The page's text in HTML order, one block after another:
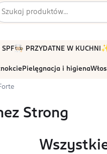
🧑🏻‍🍳 PRZYDATNE W KUCHNI
Pielęgnacja i higiena
Strong